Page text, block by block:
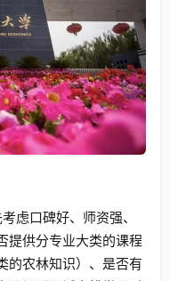
虑口碑好、师资强、
提供分专业大类的课程
的农林知识）、是否有